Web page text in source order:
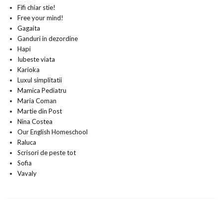
Fifi chiar stie!
Free your mind!
Gagaita
Ganduri in dezordine
Hapi
Iubeste viata
Karioka
Luxul simplitatii
Mamica Pediatru
Maria Coman
Martie din Post
Nina Costea
Our English Homeschool
Raluca
Scrisori de peste tot
Sofia
Vavaly